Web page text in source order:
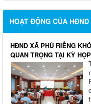
HOẠT ĐỘNG CỦA HĐND
HĐND XÃ PHÚ RIỀNG
QUAN TRỌNG TẠI KỲ